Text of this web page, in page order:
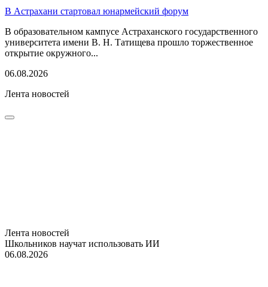
В Астрахани стартовал юнармейский форум
В образовательном кампусе Астраханского государственного
университета имени В. Н. Татищева прошло торжественное
открытие окружного...
06.08.2026
Лента новостей
Лента новостей
Школьников научат использовать ИИ
06.08.2026